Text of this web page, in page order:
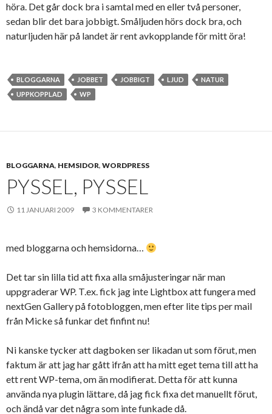
höra. Det går dock bra i samtal med en eller två personer,
sedan blir det bara jobbigt. Småljuden hörs dock bra, och
naturljuden här på landet är rent avkopplande för mitt öra!
BLOGGARNA JOBBET JOBBIGT LJUD
NATUR
UPPKOPPLAD
WP
BLOGGARNA, HEMSIDOR, WORDPRESS
PYSSEL, PYSSEL
11 JANUARI 2009 3 KOMMENTARER
med bloggarna och hemsidorna…
Det tar sin lilla tid att fixa alla småjusteringar när man
uppgraderar WP. T.ex. fick jag inte Lightbox att fungera med
nextGen Gallery på fotobloggen, men efter lite tips per mail
från Micke så funkar det finfint nu!
Ni kanske tycker att dagboken ser likadan ut som förut, men
faktum är att jag har gått ifrån att ha mitt eget tema till att ha
ett rent WP-tema, om än modifierat. Detta för att kunna
använda nya plugin lättare, då jag fick fixa det manuellt förut,
och ändå var det några som inte funkade då.